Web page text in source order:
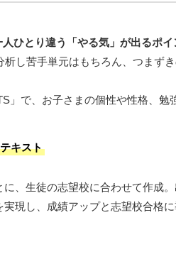
ひとり違う「やる気」が出るポ
し苦手単元はもちろん、つまず
」で、お子さまの個性や性格、勉
キスト
、生徒の志望校に合わせて作成
現し、成績アップと志望校合格に